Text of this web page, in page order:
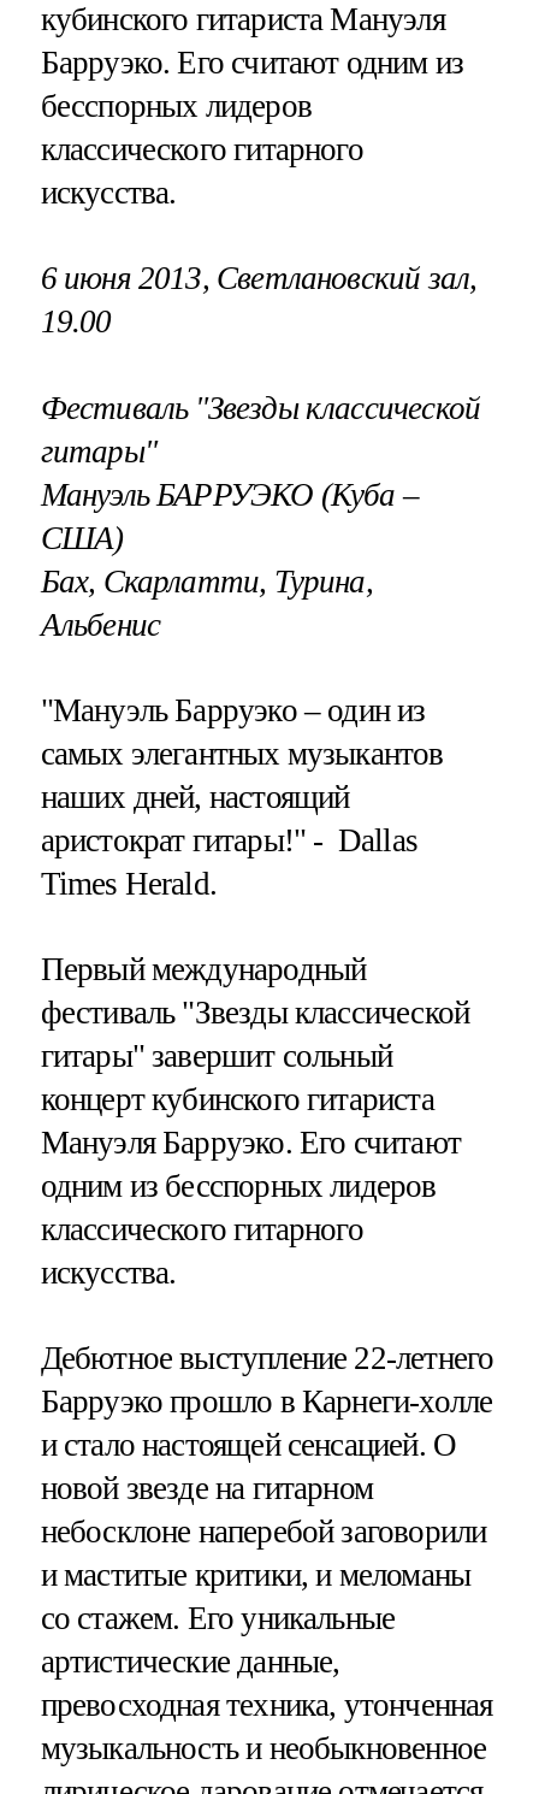
кубинского гитариста Мануэля
Барруэко. Его считают одним из
бесспорных лидеров
классического гитарного
искусства.
6 июня 2013, Светлановский зал,
19.00
Фестиваль "Звезды классической
гитары"
Мануэль БАРРУЭКО (Куба –
США)
Бах, Скарлатти, Турина,
Альбенис
"Мануэль Барруэко – один из
самых элегантных музыкантов
наших дней, настоящий
аристократ гитары!" - Dallas
Times Herald.
Первый международный
фестиваль "Звезды классической
гитары" завершит сольный
концерт кубинского гитариста
Мануэля Барруэко. Его считают
одним из бесспорных лидеров
классического гитарного
искусства.
Дебютное выступление 22-летнего
Барруэко прошло в Карнеги-холле
и стало настоящей сенсацией. О
новой звезде на гитарном
небосклоне наперебой заговорили
и маститые критики, и меломаны
со стажем. Его уникальные
артистические данные,
превосходная техника, утонченная
музыкальность и необыкновенное